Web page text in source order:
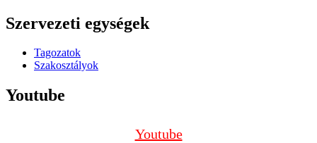
Szervezeti egységek
Tagozatok
Szakosztályok
Youtube
Youtube